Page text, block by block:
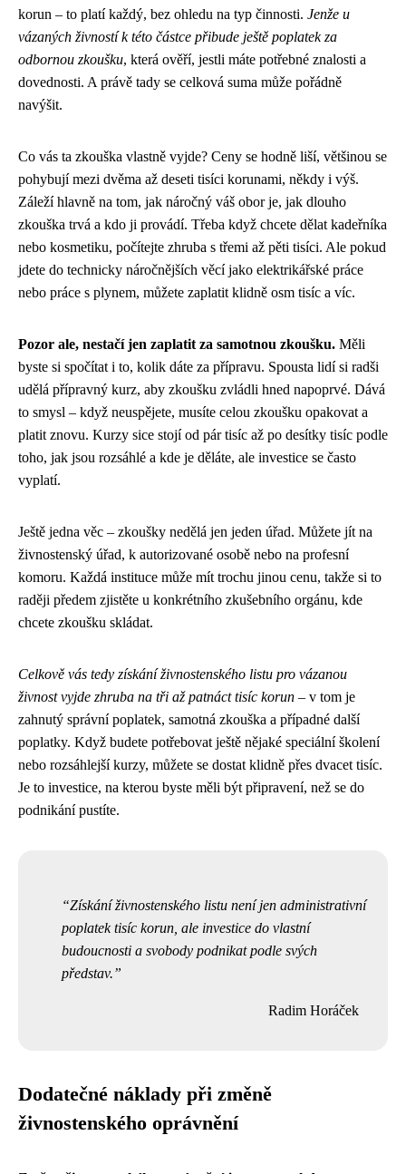
korun – to platí každý, bez ohledu na typ činnosti. Jenže u
vázaných živností k této částce přibude ještě poplatek za
odbornou zkoušku, která ověří, jestli máte potřebné znalosti a
dovednosti. A právě tady se celková suma může pořádně
navýšit.
Co vás ta zkouška vlastně vyjde? Ceny se hodně liší, většinou se
pohybují mezi dvěma až deseti tisíci korunami, někdy i výš.
Záleží hlavně na tom, jak náročný váš obor je, jak dlouho
zkouška trvá a kdo ji provádí. Třeba když chcete dělat kadeřníka
nebo kosmetiku, počítejte zhruba s třemi až pěti tisíci. Ale pokud
jdete do technicky náročnějších věcí jako elektrikářské práce
nebo práce s plynem, můžete zaplatit klidně osm tisíc a víc.
Pozor ale, nestačí jen zaplatit za samotnou zkoušku. Měli
byste si spočítat i to, kolik dáte za přípravu. Spousta lidí si radši
udělá přípravný kurz, aby zkoušku zvládli hned napoprvé. Dává
to smysl – když neuspějete, musíte celou zkoušku opakovat a
platit znovu. Kurzy sice stojí od pár tisíc až po desítky tisíc podle
toho, jak jsou rozsáhlé a kde je děláte, ale investice se často
vyplatí.
Ještě jedna věc – zkoušky nedělá jen jeden úřad. Můžete jít na
živnostenský úřad, k autorizované osobě nebo na profesní
komoru. Každá instituce může mít trochu jinou cenu, takže si to
raději předem zjistěte u konkrétního zkušebního orgánu, kde
chcete zkoušku skládat.
Celkově vás tedy získání živnostenského listu pro vázanou
živnost vyjde zhruba na tři až patnáct tisíc korun – v tom je
zahnutý správní poplatek, samotná zkouška a případné další
poplatky. Když budete potřebovat ještě nějaké speciální školení
nebo rozsáhlejší kurzy, můžete se dostat klidně přes dvacet tisíc.
Je to investice, na kterou byste měli být připravení, než se do
podnikání pustíte.
Získání živnostenského listu není jen administrativní
poplatek tisíc korun, ale investice do vlastní
budoucnosti a svobody podnikat podle svých
představ.
Radim Horáček
Dodatečné náklady při změně
živnostenského oprávnění